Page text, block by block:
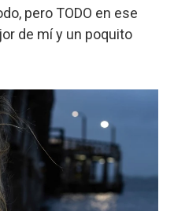
pero TODO en ese
de mí y un poquito